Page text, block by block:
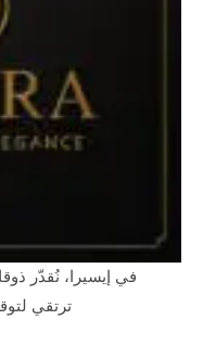
في إيسيرا، نُقدّر
ترتقي